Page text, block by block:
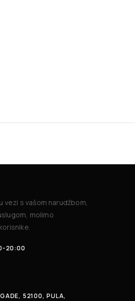
vezi s vašom narudžbom,
molimo
20:00
52100, PULA,